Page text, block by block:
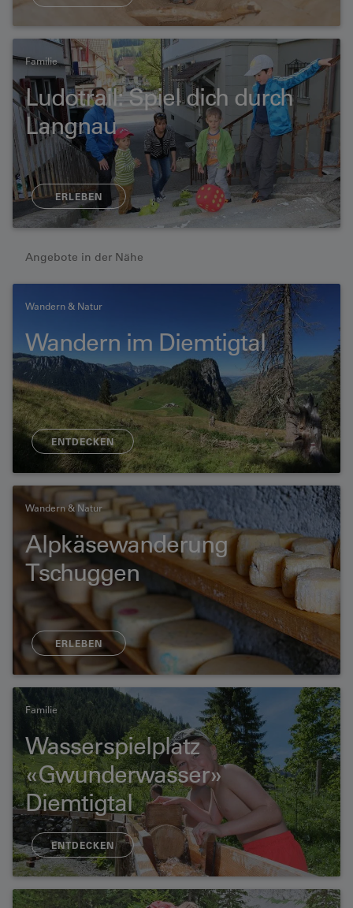
Familie
Ludotrail: Spiel dich durch
Langnau
ERLEBEN
Angebote in der Nähe
Wandern & Natur
Wandern im Diemtigtal
ENTDECKEN
Wandern & Natur
Alpkäsewanderung
Tschuggen
ERLEBEN
Familie
Wasserspielplatz
«Gwunderwasser»
Diemtigtal
ENTDECKEN